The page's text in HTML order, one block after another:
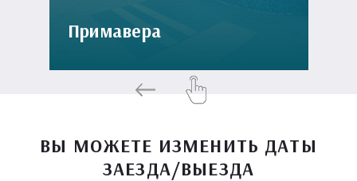
Примавера
ВЫ МОЖЕТЕ ИЗМЕНИТЬ ДАТЫ
ЗАЕЗДА/ВЫЕЗДА